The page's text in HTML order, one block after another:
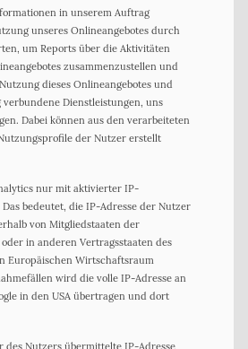
in unserem Auftrag
unseres Onlineangebotes durch
um Reports über die Aktivitäten
zusammenzustellen und
dieses Onlineangebotes und
Dienstleistungen, uns
Dabei können aus den verarbeiteten
der Nutzer erstellt
nur mit aktivierter IP-
bedeutet, die IP-Adresse der Nutzer
von Mitgliedstaaten der
in anderen Vertragsstaaten des
Europäischen Wirtschaftsraum
wird die volle IP-Adresse an
in den USA übertragen und dort
des Nutzers übermittelte IP-Adresse